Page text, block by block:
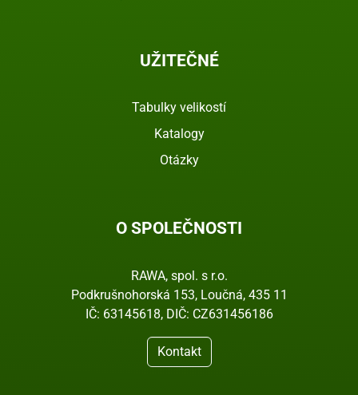
UŽITEČNÉ
Tabulky velikostí
Katalogy
Otázky
O SPOLEČNOSTI
RAWA, spol. s r.o.
Podkrušnohorská 153, Loučná, 435 11
IČ: 63145618, DIČ: CZ631456186
Kontakt